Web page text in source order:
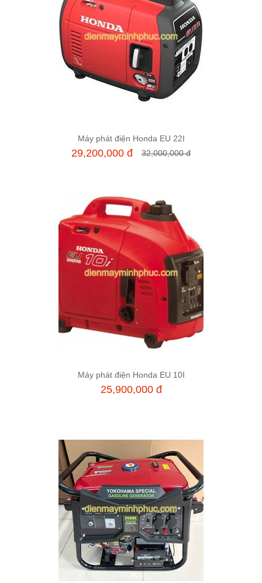
Thêm vào giỏ hàng
Máy phát điện Honda EU 22I
29,200,000 đ 32,000,000 đ
Thêm vào giỏ hàng
Máy phát điện Honda EU 10I
25,900,000 đ